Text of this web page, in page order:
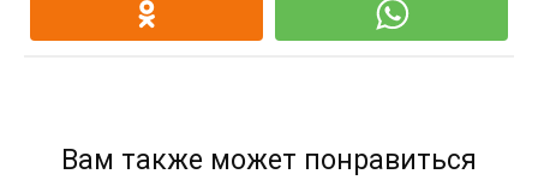
Вам также может понравиться